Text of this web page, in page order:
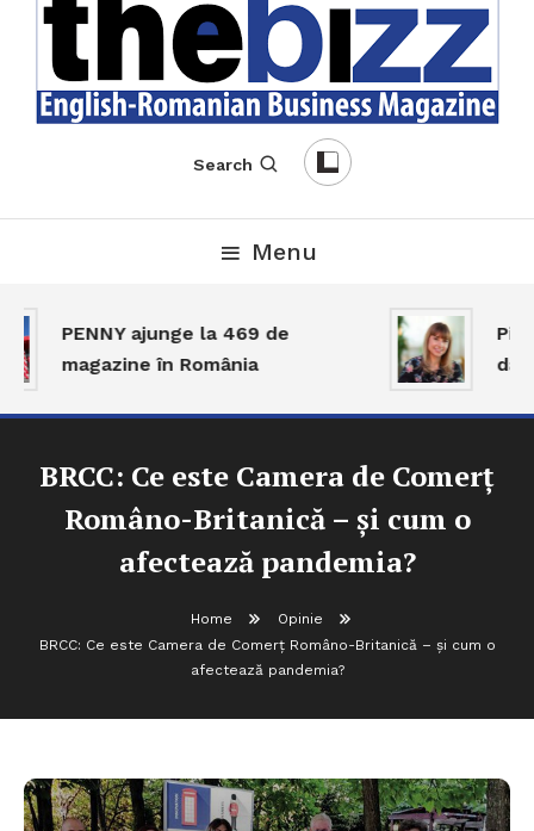
Search
Menu
PENNY ajunge la 469 de
magazine în România
dar
BRCC: Ce este Camera de Comerț
Româno-Britanică – și cum o
afectează pandemia?
Home
Opinie
BRCC: Ce este Camera de Comerț Româno-Britanică – și cum o
afectează pandemia?